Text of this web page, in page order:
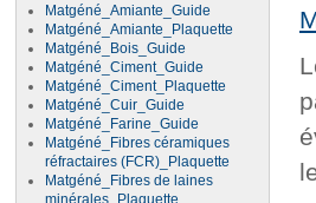
Matgéné_Amiante_Guide
Matgéné_Amiante_Plaquette
Matgéné_Bois_Guide
Matgéné_Ciment_Guide
Matgéné_Ciment_Plaquette
Matgéné_Cuir_Guide
Matgéné_Farine_Guide
Matgéné_Fibres céramiques
réfractaires (FCR)_Plaquette
Matgéné_Fibres de laines
minérales_Plaquette